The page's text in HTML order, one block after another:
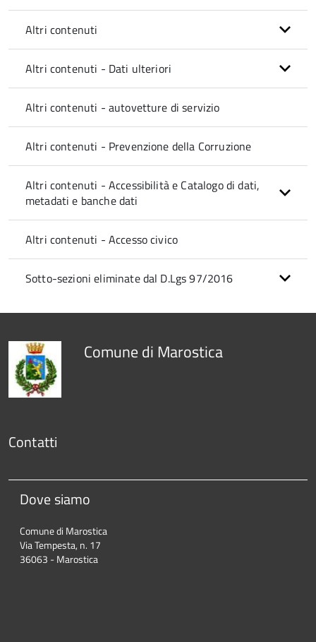
Altri contenuti
Altri contenuti - Dati ulteriori
Altri contenuti - autovetture di servizio
Altri contenuti - Prevenzione della Corruzione
Altri contenuti - Accessibilità e Catalogo di dati,
metadati e banche dati
Altri contenuti - Accesso civico
Sotto-sezioni eliminate dal D.Lgs 97/2016
Comune di Marostica
Contatti
Dove siamo
Comune di Marostica
Via Tempesta, n. 17
36063 - Marostica